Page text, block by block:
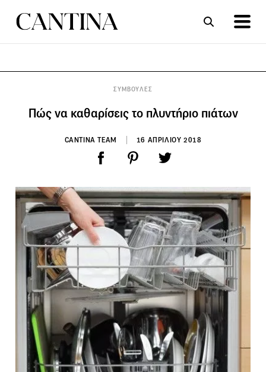
ΣΥΜΒΟΥΛΕΣ
Πώς να καθαρίσεις το πλυντήριο πιάτων
CANTINA TEAM 16 ΑΠΡΙΛΙΟΥ 2018